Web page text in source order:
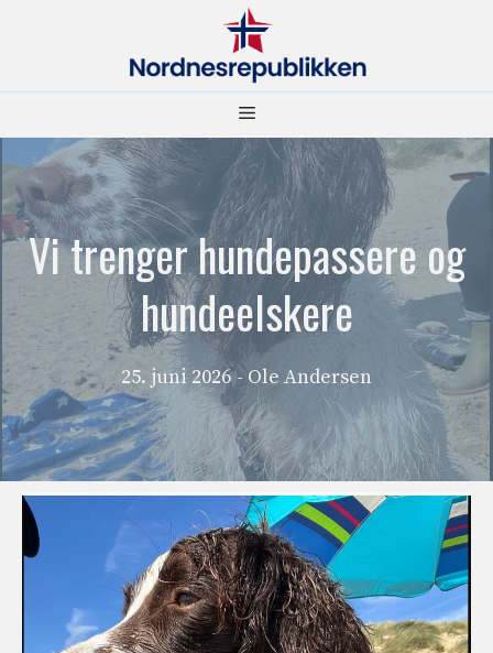
Meny
Vi trenger hundepassere og
hundeelskere
25. juni 2026 - Ole Andersen